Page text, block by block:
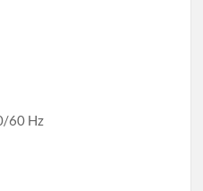
60 Hz